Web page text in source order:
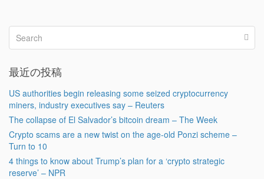
最近の投稿
US authorities begin releasing some seized cryptocurrency
miners, industry executives say – Reuters
The collapse of El Salvador’s bitcoin dream – The Week
Crypto scams are a new twist on the age-old Ponzi scheme –
Turn to 10
4 things to know about Trump’s plan for a ‘crypto strategic
reserve’ – NPR